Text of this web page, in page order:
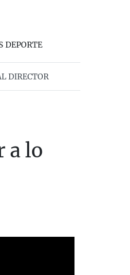
DEPORTE
DIRECTOR
a lo